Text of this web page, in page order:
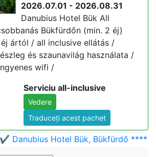
2026.07.01 - 2026.08.31
Danubius Hotel Bük All
Bükfürdőn (min. 2 éj)
ártól / all inclusive ellátás /
és szaunavilág használata /
wifi /
Serviciu all-inclusive
Vedere
Traduceți acest pachet
✔️ Danubius Hotel Bük, Bükfürdő ****